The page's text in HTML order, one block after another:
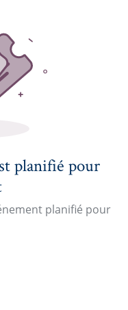
planifié pour
planifié pour